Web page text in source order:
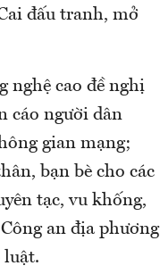
đấu tranh, mở
nghệ cao đề nghị
cáo người dân
gian mạng;
bạn bè cho các
tạc, vu khống,
an địa phương
luật.